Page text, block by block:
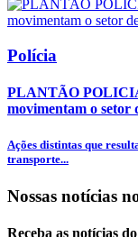
Polícia
PLANTÃO
movimentam o setor
Ações distintas que
transporte...
Nossas notícias
Receba as notícias